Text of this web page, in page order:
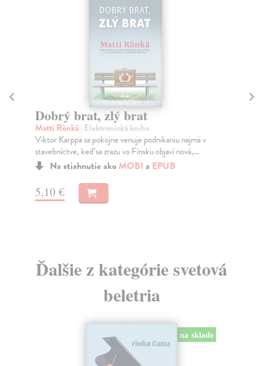
Dobrý brat, zlý brat
Matti Rönkä| Elektronická kniha
Viktor Karppä sa pokojne venuje podnikaniu najmä v
stavebníctve, keď sa zrazu vo Fínsku objaví nová,...
Na stiahnutie akoMOBI a EPUB
5,10 €
Ďalšie z kategórie svetová
beletria
na sklade